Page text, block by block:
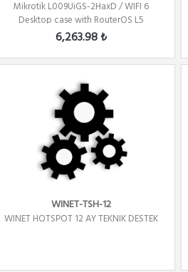
Mikrotik L009UiGS-2HaxD / WIFI 6
Desktop case with RouterOS L5
6,263.98 ₺
WINET-TSH-12
WINET HOTSPOT 12 AY TEKNIK DESTEK